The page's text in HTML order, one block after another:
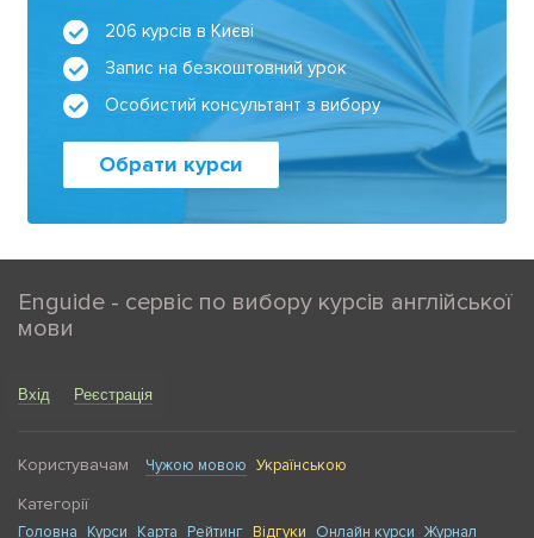
206 курсів в Києві
Запис на безкоштовний урок
Особистий консультант з вибору
Обрати курси
Enguide - сервіс по вибору курсів англійської
мови
Вхід Реєстрація
Користувачам Чужою мовою Українською
Категорії
Головна Курси Карта Рейтинг Відгуки Онлайн курси Журнал